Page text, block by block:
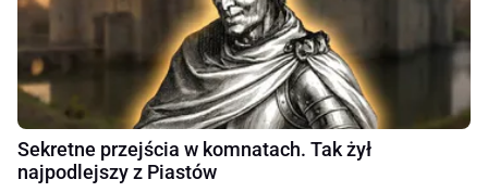
Sekretne przejścia w komnatach. Tak żył
najpodlejszy z Piastów